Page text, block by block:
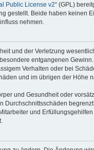
Public License v2“ (GPL)
gestellt. Beide haben
nehmen.
und der Verletzung
entgangenen Gewinn.
Verhalten oder bei
und im übrigen der
und Gesundheit oder
und